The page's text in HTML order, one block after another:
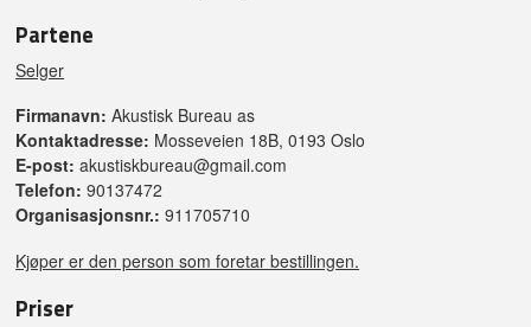
Partene
Selger
Firmanavn: Akustisk Bureau as
Kontaktadresse: Mosseveien 18B, 0193 Oslo
E-post: akustiskbureau@gmail.com
Telefon: 90137472
Organisasjonsnr.: 911705710
Kjøper er den person som foretar bestillingen.
Priser